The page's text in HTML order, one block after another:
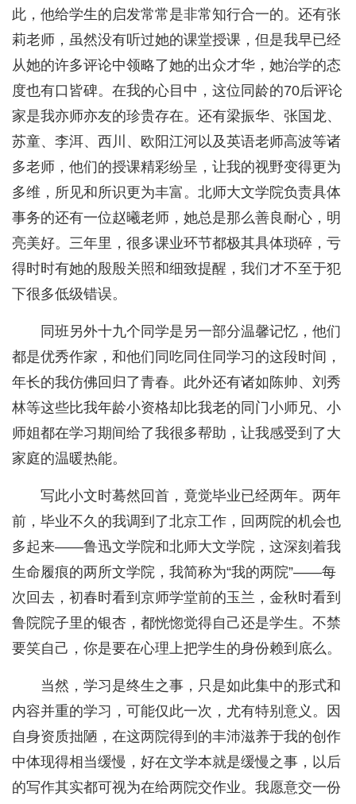
此，他给学生的启发常常是非常知行合一的。还有张
莉老师，虽然没有听过她的课堂授课，但是我早已经
从她的许多评论中领略了她的出众才华，她治学的态
度也有口皆碑。在我的心目中，这位同龄的70后评论
家是我亦师亦友的珍贵存在。还有梁振华、张国龙、
苏童、李洱、西川、欧阳江河以及英语老师高波等诸
多老师，他们的授课精彩纷呈，让我的视野变得更为
多维，所见和所识更为丰富。北师大文学院负责具体
事务的还有一位赵曦老师，她总是那么善良耐心，明
亮美好。三年里，很多课业环节都极其具体琐碎，亏
得时时有她的殷殷关照和细致提醒，我们才不至于犯
下很多低级错误。
同班另外十九个同学是另一部分温馨记忆，他们
都是优秀作家，和他们同吃同住同学习的这段时间，
年长的我仿佛回归了青春。此外还有诸如陈帅、刘秀
林等这些比我年龄小资格却比我老的同门小师兄、小
师姐都在学习期间给了我很多帮助，让我感受到了大
家庭的温暖热能。
写此小文时蓦然回首，竟觉毕业已经两年。两年
前，毕业不久的我调到了北京工作，回两院的机会也
多起来——鲁迅文学院和北师大文学院，这深刻着我
生命履痕的两所文学院，我简称为“我的两院”——每
次回去，初春时看到京师学堂前的玉兰，金秋时看到
鲁院院子里的银杏，都恍惚觉得自己还是学生。不禁
要笑自己，你是要在心理上把学生的身份赖到底么。
当然，学习是终生之事，只是如此集中的形式和
内容并重的学习，可能仅此一次，尤有特别意义。因
自身资质拙陋，在这两院得到的丰沛滋养于我的创作
中体现得相当缓慢，好在文学本就是缓慢之事，以后
的写作其实都可视为在给两院交作业。我愿意交一份